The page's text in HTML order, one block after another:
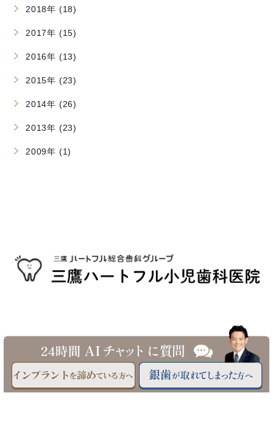
2018年 (18)
2017年 (15)
2016年 (13)
2015年 (23)
2014年 (26)
2013年 (23)
2009年 (1)
©三鷹駅南口 三鷹ハートフル小児歯科医院へ